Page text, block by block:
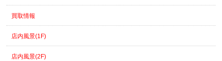
買取情報
店内風景(1F)
店内風景(2F)